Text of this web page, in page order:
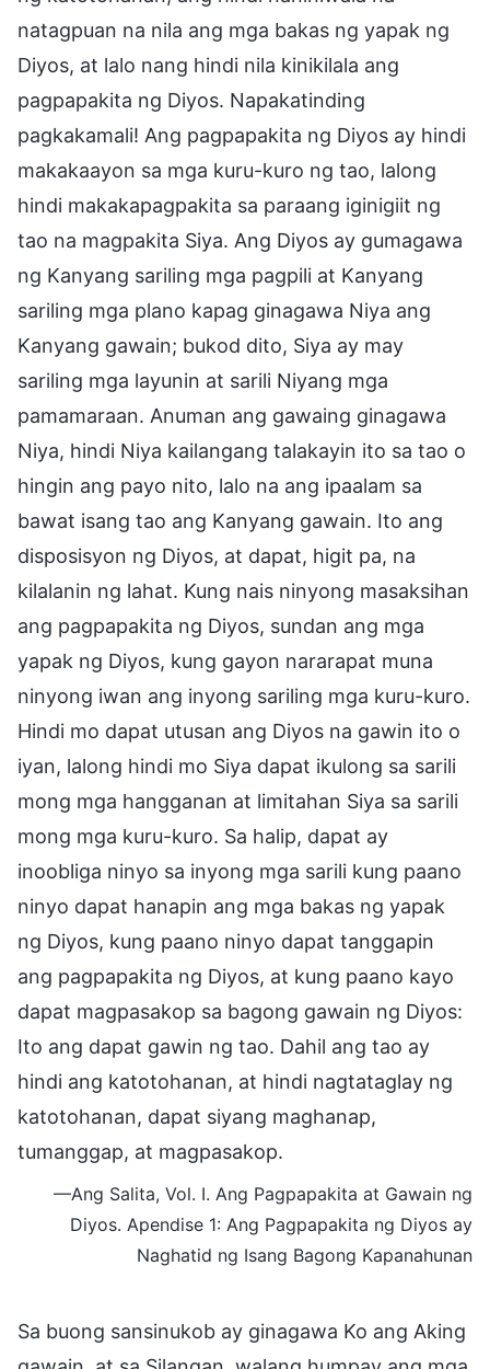
natagpuan na nila ang mga bakas ng yapak ng
Diyos, at lalo nang hindi nila kinikilala ang
pagpapakita ng Diyos. Napakatinding
pagkakamali! Ang pagpapakita ng Diyos ay hindi
makakaayon sa mga kuru-kuro ng tao, lalong
hindi makakapagpakita sa paraang iginigiit ng
tao na magpakita Siya. Ang Diyos ay gumagawa
ng Kanyang sariling mga pagpili at Kanyang
sariling mga plano kapag ginagawa Niya ang
Kanyang gawain; bukod dito, Siya ay may
sariling mga layunin at sarili Niyang mga
pamamaraan. Anuman ang gawaing ginagawa
Niya, hindi Niya kailangang talakayin ito sa tao o
hingin ang payo nito, lalo na ang ipaalam sa
bawat isang tao ang Kanyang gawain. Ito ang
disposisyon ng Diyos, at dapat, higit pa, na
kilalanin ng lahat. Kung nais ninyong masaksihan
ang pagpapakita ng Diyos, sundan ang mga
yapak ng Diyos, kung gayon nararapat muna
ninyong iwan ang inyong sariling mga kuru-kuro.
Hindi mo dapat utusan ang Diyos na gawin ito o
iyan, lalong hindi mo Siya dapat ikulong sa sarili
mong mga hangganan at limitahan Siya sa sarili
mong mga kuru-kuro. Sa halip, dapat ay
inoobliga ninyo sa inyong mga sarili kung paano
ninyo dapat hanapin ang mga bakas ng yapak
ng Diyos, kung paano ninyo dapat tanggapin
ang pagpapakita ng Diyos, at kung paano kayo
dapat magpasakop sa bagong gawain ng Diyos:
Ito ang dapat gawin ng tao. Dahil ang tao ay
hindi ang katotohanan, at hindi nagtataglay ng
katotohanan, dapat siyang maghanap,
tumanggap, at magpasakop.
—Ang Salita, Vol. I. Ang Pagpapakita at Gawain ng
Diyos. Apendise 1: Ang Pagpapakita ng Diyos ay
Naghatid ng Isang Bagong Kapanahunan
Sa buong sansinukob ay ginagawa Ko ang Aking